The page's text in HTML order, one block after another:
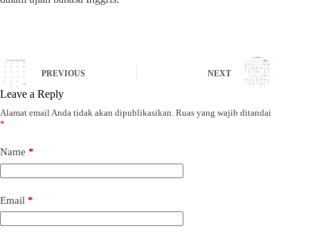
PREVIOUS NEXT
Leave a Reply
Alamat email Anda tidak akan dipublikasikan. Ruas yang wajib ditandai
*
Name *
Email *